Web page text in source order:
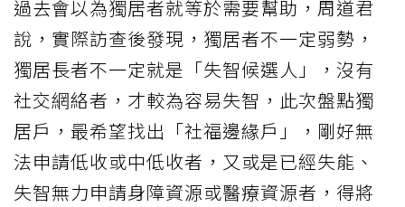
過去會以為獨居者就等於需要幫助，周道君
說，實際訪查後發現，獨居者不一定弱勢，
獨居長者不一定就是「失智候選人」，沒有
社交網絡者，才較為容易失智，此次盤點獨
居戶，最希望找出「社福邊緣戶」，剛好無
法申請低收或中低收者，又或是已經失能、
失智無力申請身障資源或醫療資源者，得將